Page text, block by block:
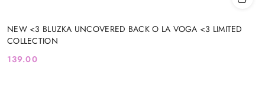
NEW <3 BLUZKA UNCOVERED BACK O LA VOGA <3 LIMITED
COLLECTION
Cena:
139.00